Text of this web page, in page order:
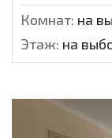
Комнат: на
Этаж: на